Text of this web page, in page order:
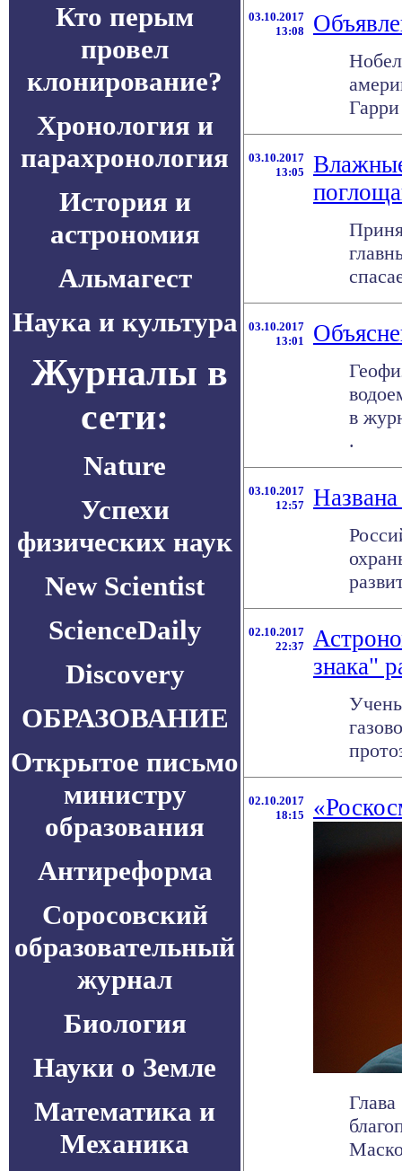
Кто перым
провел
клонирование?
Хронология и
парахронология
История и
астрономия
Альмагест
Наука и культура
Журналы в
сети:
Nature
Успехи
физических наук
New Scientist
ScienceDaily
Discovery
ОБРАЗОВАНИЕ
Открытое письмо
министру
образования
Антиреформа
Соросовский
образовательный
журнал
Биология
Науки о Земле
Математика и
Механика
03.10.2017
13:08
03.10.2017
13:05
03.10.2017
13:01
в
.
03.10.2017
12:57
02.10.2017
22:37
знака"
02.10.2017
18:15